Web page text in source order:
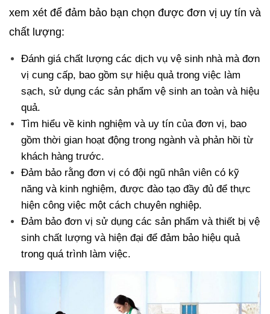
xem xét để đảm bảo bạn chọn được đơn vị uy tín và
chất lượng:
Đánh giá chất lượng các dịch vụ vệ sinh nhà mà đơn
vị cung cấp, bao gồm sự hiệu quả trong việc làm
sạch, sử dụng các sản phẩm vệ sinh an toàn và hiệu
quả.
Tìm hiểu về kinh nghiệm và uy tín của đơn vị, bao
gồm thời gian hoạt động trong ngành và phản hồi từ
khách hàng trước.
Đảm bảo rằng đơn vị có đội ngũ nhân viên có kỹ
năng và kinh nghiệm, được đào tạo đầy đủ để thực
hiện công việc một cách chuyên nghiệp.
Đảm bảo đơn vị sử dụng các sản phẩm và thiết bị vệ
sinh chất lượng và hiện đại để đảm bảo hiệu quả
trong quá trình làm việc.